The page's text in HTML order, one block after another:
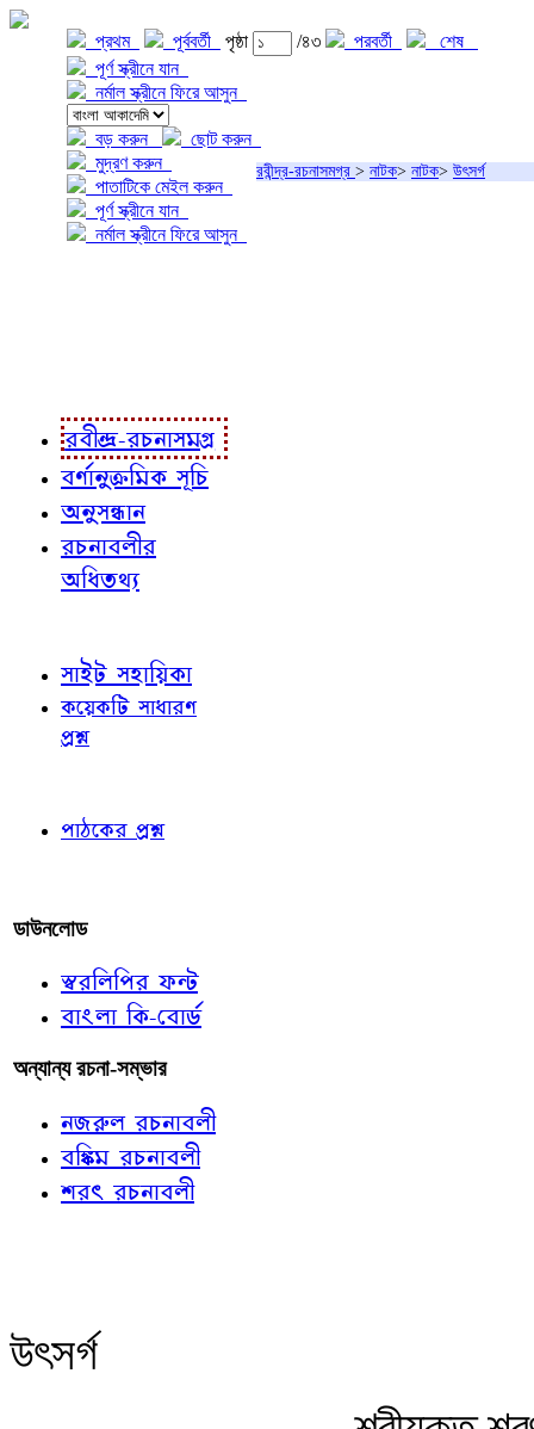
প্রথম পূর্ববর্তী পৃষ্ঠা /৪৩ পরবর্তী
শেষ
পূর্ণ স্ক্রীনে যান
নর্মাল স্ক্রীনে ফিরে আসুন
বড় করুন
ছোট করুন
মুদ্রণ করুন
পাতাটিকে মেইল করুন
পূর্ণ স্ক্রীনে যান
নর্মাল স্ক্রীনে ফিরে আসুন
রবীন্দ্র-রচনাসমগ্র > নাটক> নাটক> উৎসর্গ
রবীন্দ্র-রচনাসমগ্র
বর্ণানুক্রমিক সূচি
অনুসন্ধান
রচনাবলীর
অধিতথ্য
সাইট সহায়িকা
কয়েকটি সাধারণ
প্রশ্ন
পাঠকের প্রশ্ন
ডাউনলোড
স্বরলিপির ফন্ট
বাংলা কি-বোর্ড
অন্যান্য রচনা-সম্ভার
নজরুল রচনাবলী
বঙ্কিম রচনাবলী
শরৎ রচনাবলী
উৎসর্গ